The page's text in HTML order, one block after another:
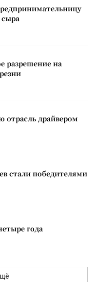
разрешение на
отрасль драйвером
стали победителями
года